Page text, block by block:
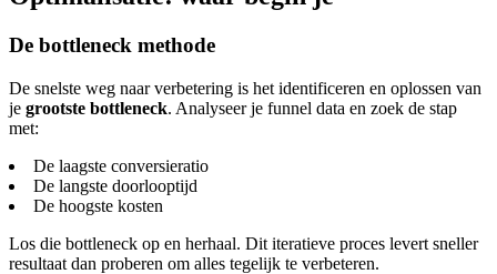
De bottleneck methode
De snelste weg naar verbetering is het identificeren en oplossen van
je grootste bottleneck. Analyseer je funnel data en zoek de stap
met:
De laagste conversieratio
De langste doorlooptijd
De hoogste kosten
Los die bottleneck op en herhaal. Dit iteratieve proces levert sneller
resultaat dan proberen om alles tegelijk te verbeteren.